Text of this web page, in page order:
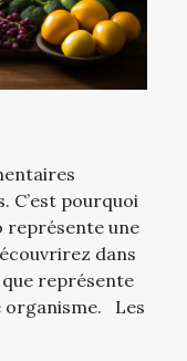
C’est pourquoi
représente une
dans
que représente
organisme. Les